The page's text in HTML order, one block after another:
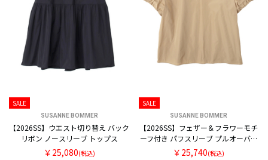
SALE
SUSANNE BOMMER
【2026SS】ウエスト切り替え バック
リボン ノースリーブ トップス
￥25,080(税込)
SALE
SUSANNE BOMMER
【2026SS】フェザー＆フラワーモチ
ーフ付き パフスリーブ プルオーバー
ブラウス
￥25,740(税込)